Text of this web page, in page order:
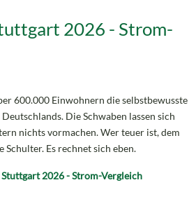
2026 - Strom-
600.000 Einwohnern die selbstbewusste
Die Schwaben lassen sich
nichts vormachen. Wer teuer ist, dem
Schulter. Es rechnet sich eben.
2026 - Strom-Vergleich